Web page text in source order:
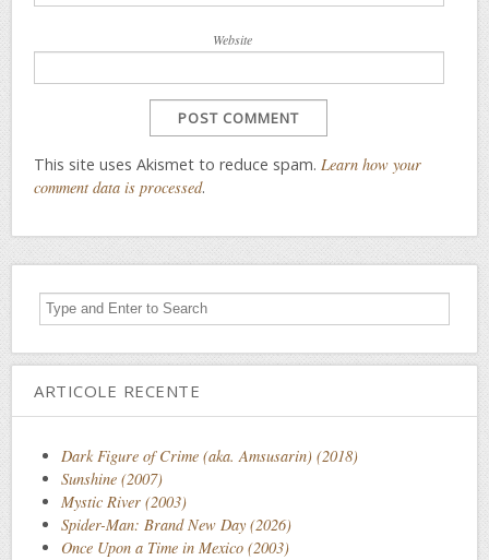
Website
This site uses Akismet to reduce spam. Learn how your
comment data is processed.
ARTICOLE RECENTE
Dark Figure of Crime (aka. Amsusarin) (2018)
Sunshine (2007)
Mystic River (2003)
Spider-Man: Brand New Day (2026)
Once Upon a Time in Mexico (2003)